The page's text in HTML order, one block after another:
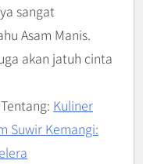
sangat
Asam Manis.
akan jatuh cinta
Kuliner
Suwir Kemangi: